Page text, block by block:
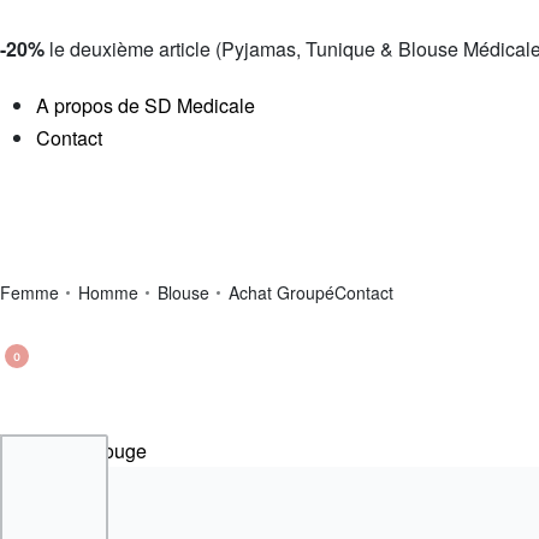
-20% le deuxième article (Pyjamas, Tunique & Blouse
A propos de SD Medicale
Contact
Femme Homme Blouse Achat GroupéContact
0